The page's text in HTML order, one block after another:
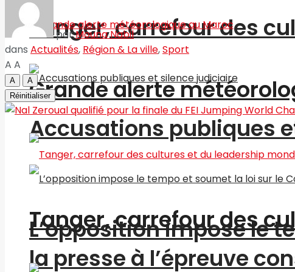
Tanger, carrefour des
Accusations publiques
L’opposition impose le
la presse à l’épreuve
Grande alerte
Tanger, carrefour des
parMouna Nabil
dans Actualités, Région & La ville,Sport
A A
A
A
Réinitialiser